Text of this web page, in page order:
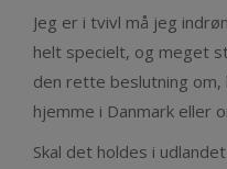
Jeg er i tvivl må jeg
helt specielt, og meget
den rette beslutning
hjemme i Danmark eller
Skal det holdes i